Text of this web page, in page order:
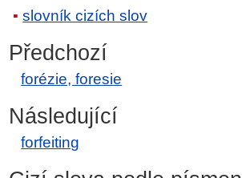
slovník cizích slov
Předchozí
forézie, foresie
Následující
forfeiting